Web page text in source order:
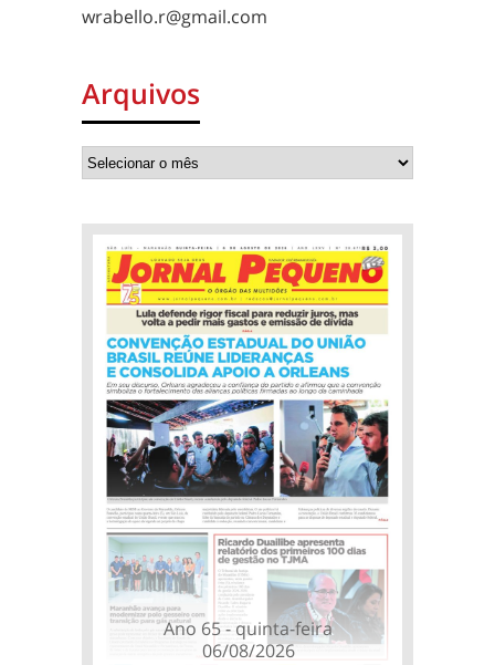
wrabello.r@gmail.com
Arquivos
Ano 65 - quinta-feira
06/08/2026